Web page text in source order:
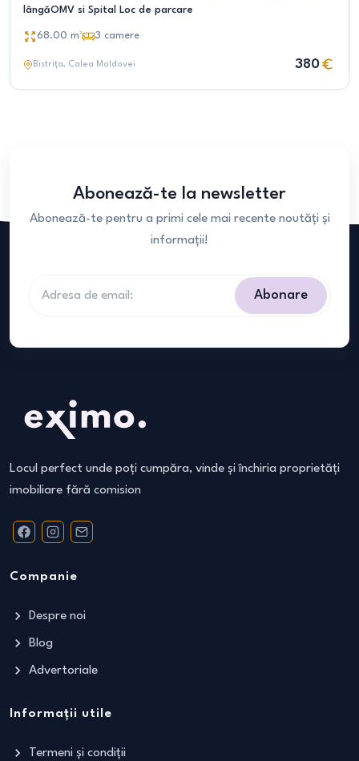
lângăOMV si Spital Loc de parcare
68.00 m² 3 camere
Bistrița, Calea Moldovei 380
Abonează-te la newsletter
Abonează-te pentru a primi cele mai recente noutăți și
informații!
Abonare
Locul perfect unde poți cumpăra, vinde și închiria proprietăți
imobiliare fără comision
Companie
Despre noi
Blog
Advertoriale
Informații utile
Termeni și condiții